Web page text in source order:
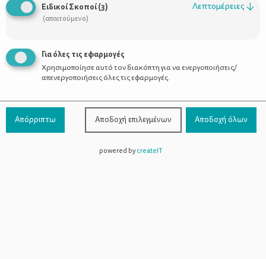
Προϊόντα
Επικοινωνία
800-1199-800(από σταθερό,
χωρίς χρέωση)
Ειδικοί Σκοποί(3)
(απαιτούμενο)
Λεπτομέρειες ↓
Για όλες τις εφαρμογές
Χρησιμοποίησε αυτό τον διακόπτη για να ενεργοποιήσεις/
απενεργοποιήσεις όλες τις εφαρμογές.
Απόρριπτω Αποδοχή επιλεγμένων Αποδοχή όλων
powered bycreateIT